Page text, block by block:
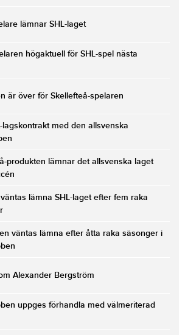
lämnar SHL-laget
högaktuell för SHL-spel nästa
är över för Skellefteå-spelaren
lagskontrakt med den allsvenska
produkten lämnar det allsvenska laget
lämna SHL-laget efter fem raka
väntas lämna efter åtta raka säsonger i
Alexander Bergström
uppges förhandla med välmeriterad